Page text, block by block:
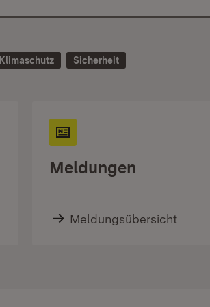
Klimaschutz Sicherheit
Meldungen
Meldungsübersicht